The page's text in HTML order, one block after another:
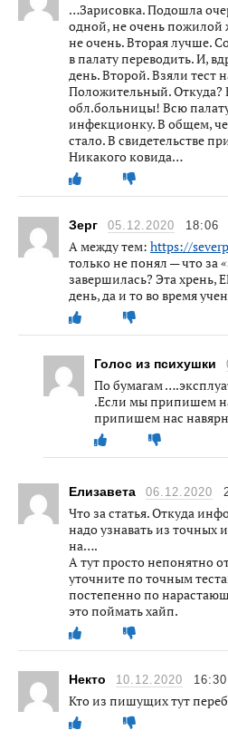
…Зарисовка. Подошла
одной, не очень
не очень. Вторая лучше.
в палату переводить. И,
день. Второй. Взяли тест
Положительный. Откуда?
обл.больницы! Всю
инфекционку. В общем,
стало. В свидетельстве
Никакого ковида…
Зерг 05.12.2020 18:06
А между тем: https://
только не понял — что за
завершилась? Эта хрень,
день, да и то во время
Голос из психушки
По бумагам
.Если мы припишем
припишем нас
Елизавета 06.12.2020
Что за статья. Откуда
надо узнавать из точных
на….
А тут просто непонятно
уточните по точным
постепенно по
это поймать хайп.
Некто 10.12.2020 16:30
Кто из пишущих тут